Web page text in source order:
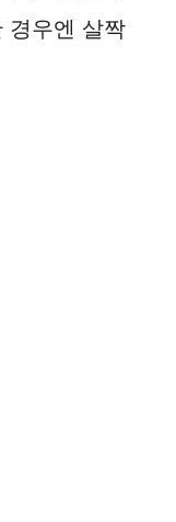
경우엔 살짝